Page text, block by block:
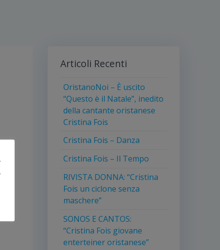
Articoli Recenti
OristanoNoi – È uscito
“Questo è il Natale”, inedito
della cantante oristanese
Cristina Fois
Cristina Fois – Danza
Cristina Fois – Il Tempo
RIVISTA DONNA: “Cristina
Fois un ciclone senza
maschere”
SONOS E CANTOS:
“Cristina Fois giovane
enterteiner oristanese”